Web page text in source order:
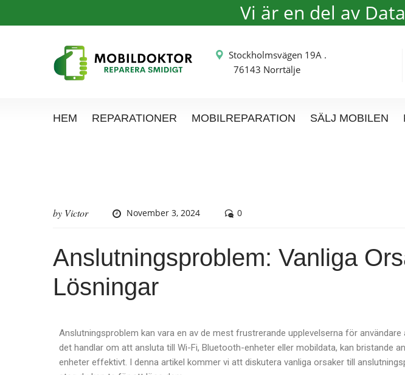
Vi är en del av
Stockholmsvägen 19A .
76143 Norrtälje
HEM REPARATIONER MOBILREPARATION SÄLJ MOBILEN
by Victor November 3, 2024 0
Anslutningsproblem: Vanliga
Lösningar
Anslutningsproblem kan vara en av de mest frustrerande upplevelserna för
det handlar om att ansluta till Wi-Fi, Bluetooth-enheter eller mobildata, kan bristande
enheter effektivt. I denna artikel kommer vi att diskutera vanliga orsaker till